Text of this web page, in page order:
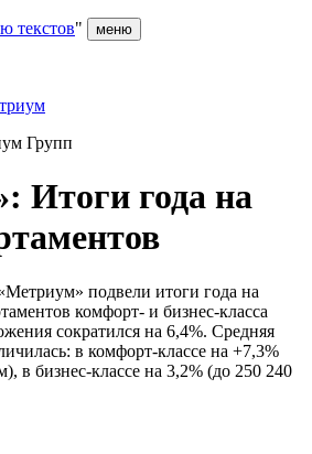
текстов" меню
Групп
Итоги года на
подвели итоги года на
комфорт- и бизнес-класса
сократился на 6,4%. Средняя
в комфорт-классе на +7,3%
в бизнес-классе на 3,2% (до 250 240